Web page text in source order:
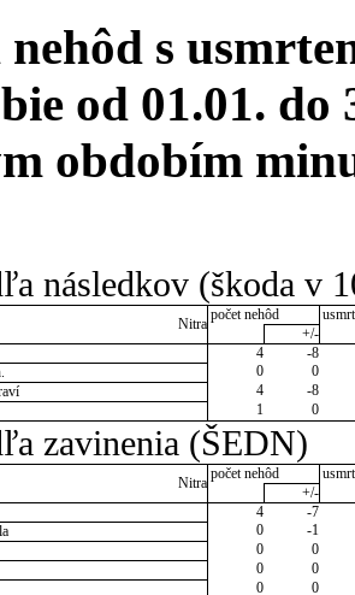
s
od 01.01. do
obdobím
následkov (škoda v
Nitra
počet nehôd
+/-
4
-8
0
0
4
-8
1 0
zavinenia (ŠEDN)
Nitra
počet nehôd
+/-
4
-7
0
-1
0
0
0
0
0
0